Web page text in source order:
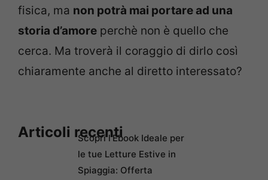
fisica, ma non potrà mai portare ad una
storia d’amore perchè non è quello che
cerca. Ma troverà il coraggio di dirlo così
chiaramente anche al diretto interessato?
Articoli recentiScopri l’Ebook Ideale per
le tue Letture Estive in
Spiaggia: Offerta